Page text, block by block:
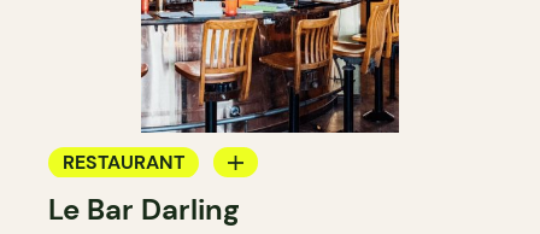
RESTAURANT
CAFÉ
Le Bar Darling